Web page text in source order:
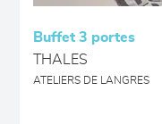
Buffet 3 portes
THALES
ATELIERS DE LANGRES